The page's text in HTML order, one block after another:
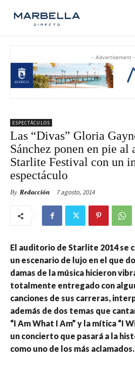
- Advertisement -
ESPECTÁCULOS
Las “Divas” Gloria
Sánchez ponen en pie al
Starlite Festival con un
espectáculo
By Redacción 7 agosto, 2014
El auditorio de Starlite 2014 se
un escenario de lujo en el que
damas de la música hicieron
totalmente entregado con
canciones de sus carreras,
además de dos temas que
“I Am What I Am” y la mítica “I
un concierto que pasará a la
como uno de los más aclamados.